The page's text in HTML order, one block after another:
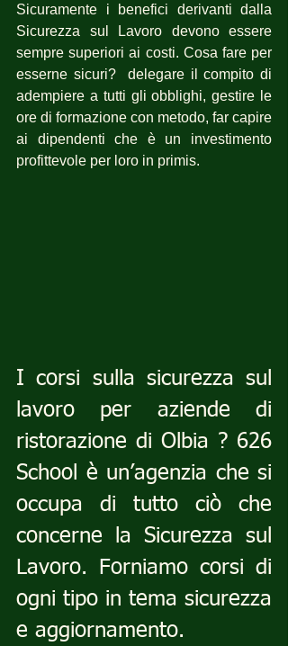
Sicuramente i benefici derivanti dalla
Sicurezza sul Lavoro devono essere
sempre superiori ai costi. Cosa fare per
esserne sicuri?  delegare il compito di
adempiere a tutti gli obblighi, gestire le
ore di formazione con metodo, far capire
ai dipendenti che è un investimento
profittevole per loro in primis.
I corsi sulla sicurezza sul
lavoro per aziende di
ristorazione di Olbia ? 626
School è un’agenzia che si
occupa di tutto ciò che
concerne la Sicurezza sul
Lavoro. Forniamo corsi di
ogni tipo in tema sicurezza
e aggiornamento.